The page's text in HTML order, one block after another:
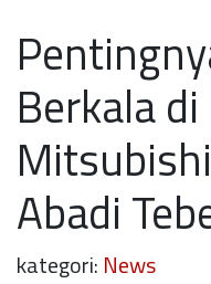
Berkala
Abadi
kategori: News